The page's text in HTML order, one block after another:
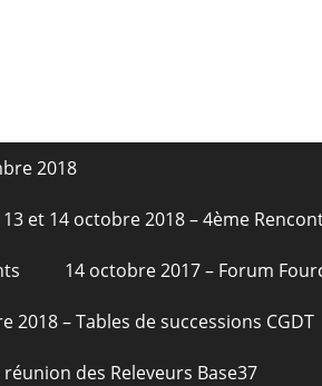
2018
13 et 14 octobre 2018 – 4ème
14 octobre 2017 – Forum
2018 – Tables de successions CGDT
des Releveurs Base37